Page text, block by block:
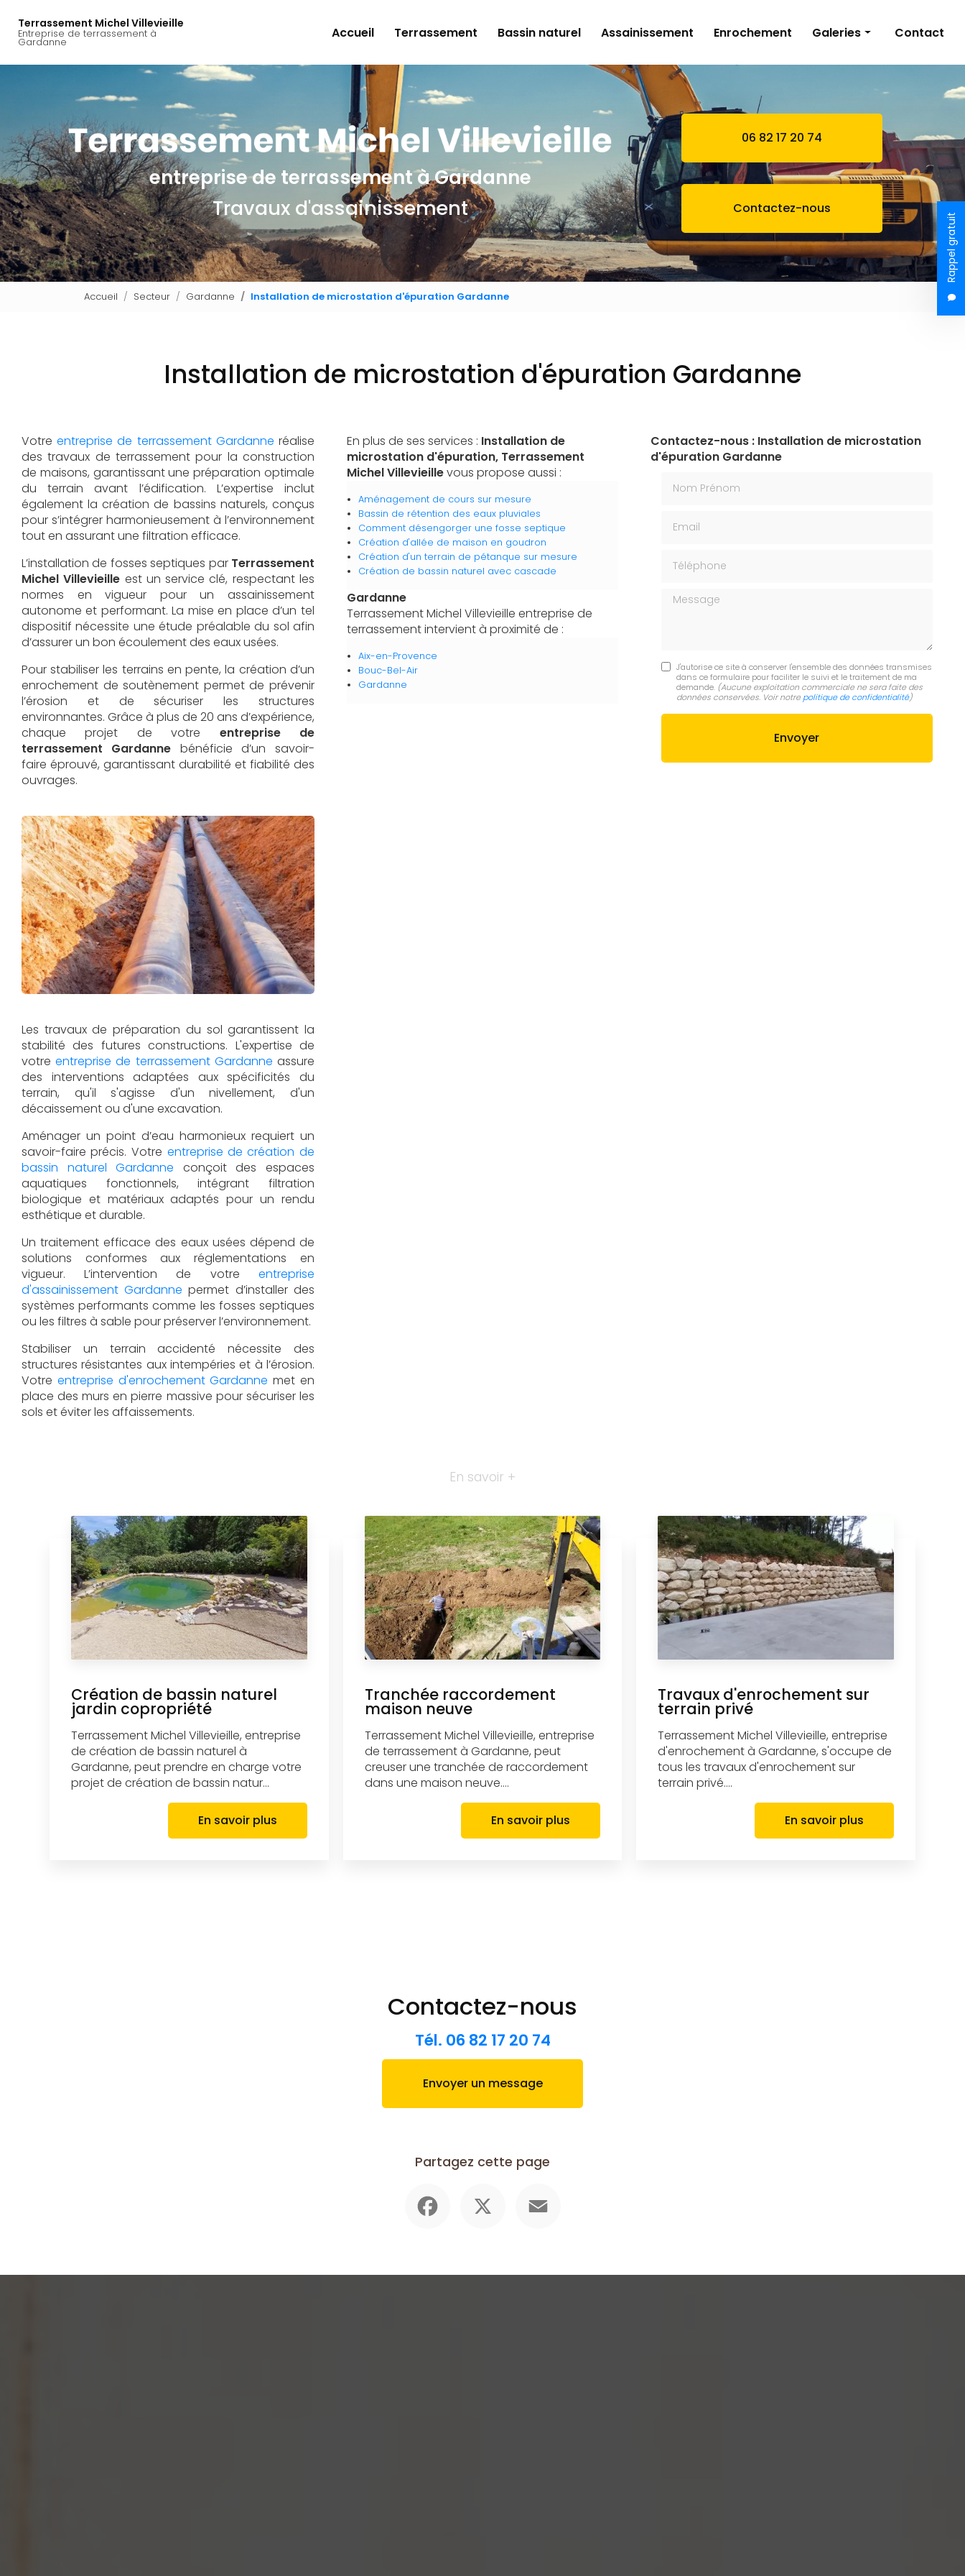
contenu
Terrassement Michel Villevieille
Entreprise de terrassement à
Gardanne
Rappel gratuit
Accueil
Terrassement Bassin naturel Assainissement Enrochement Galeries
Assainissement
Enrochement
Contact
entreprise de terrassementà Gardanne
Travaux d'assainissement
06 82 17 20 74
Contactez-nous
Accueil Secteur Gardanne Installation de microstation d'épuration Gardanne
Installation de microstation d'épuration Gardanne
Votre entreprise de terrassement Gardanne réalise
des travaux de terrassement pour la construction
de maisons, garantissant une préparation optimale
du terrain avant l’édification. L’expertise inclut
également la création de bassins naturels, conçus
pour s’intégrer harmonieusement à l’environnement
tout en assurant une filtration efficace.
L’installation de fosses septiques par Terrassement
Michel Villevieille est un service clé, respectant les
normes en vigueur pour un assainissement
autonome et performant. La mise en place d’un tel
dispositif nécessite une étude préalable du sol afin
d’assurer un bon écoulement des eaux usées.
Pour stabiliser les terrains en pente, la création d’un
enrochement de soutènement permet de prévenir
l’érosion et de sécuriser les structures
environnantes. Grâce à plus de 20 ans d’expérience,
chaque projet de votre entreprise de
terrassement Gardanne bénéficie d’un savoir-
faire éprouvé, garantissant durabilité et fiabilité des
ouvrages.
Les travaux de préparation du sol garantissent la
stabilité des futures constructions. L'expertise de
votreentreprise de terrassement Gardanne assure
des interventions adaptées aux spécificités du
terrain, qu'il s'agisse d'un nivellement, d'un
décaissement ou d'une excavation.
Aménager un point d’eau harmonieux requiert un
savoir-faire précis. Votre entreprise de création de
bassin naturel Gardanne conçoit des espaces
aquatiques fonctionnels, intégrant filtration
biologique et matériaux adaptés pour un rendu
esthétique et durable.
Un traitement efficace des eaux usées dépend de
solutions conformes aux réglementations en
vigueur. L’intervention de votre entreprise
d'assainissement Gardanne permet d’installer des
systèmes performants comme les fosses septiques
ou les filtres à sable pour préserver l’environnement.
Stabiliser un terrain accidenté nécessite des
structures résistantes aux intempéries et à l’érosion.
Votre entreprise d'enrochement Gardanne met en
place des murs en pierre massive pour sécuriser les
sols et éviter les affaissements.
En plus de ses services : Installation de
microstation d'épuration, Terrassement
Michel Villevieillevous propose aussi :
Aménagement de cours sur mesure
Bassin de rétention des eaux pluviales
Comment désengorger une fosse septique
Création d'allée de maison en goudron
Création d'un terrain de pétanque sur mesure
Création de bassin naturel avec cascade
Gardanne
Terrassement Michel Villevieille entreprise de
terrassement intervient à proximité de :
Aix-en-Provence
Bouc-Bel-Air
Gardanne
Contactez-nous : Installation de microstation
d'épuration Gardanne
Message
J'autorise ce site à conserver l'ensemble des données transmises
dans ce formulaire pour faciliter le suivi et le traitement de ma
demande. (Aucune exploitation commerciale ne sera faite des
données conservées. Voir notre politique de confidentialité)
En savoir +
Création de bassin naturel
jardin copropriété
Terrassement Michel Villevieille, entreprise
de création de bassin naturel à
Gardanne, peut prendre en charge votre
projet de création de bassin natur...
En savoir plus
Tranchée raccordement
maison neuve
Terrassement Michel Villevieille, entreprise
de terrassement à Gardanne, peut
creuser une tranchée de raccordement
dans une maison neuve....
En savoir plus
Travaux d'enrochement sur
terrain privé
Terrassement Michel Villevieille, entreprise
d'enrochement à Gardanne, s'occupe de
tous les travaux d'enrochement sur
terrain privé....
En savoir plus
Contactez-nous
Tél. 06 82 17 20 74
Envoyer un message
Partagez cette page